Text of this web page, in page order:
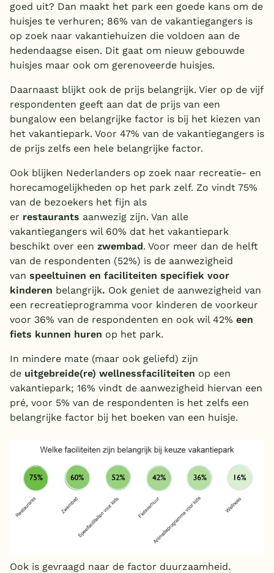
Duitsland
België
Blog
Onze e-boeken
goed uit? Dan maakt het park een goede kans om de
huisjes te verhuren; 86% van de vakantiegangers is
op zoek naar vakantiehuizen die voldoen aan de
hedendaagse eisen. Dit gaat om nieuw gebouwde
huisjes maar ook om gerenoveerde huisjes.
Daarnaast blijkt ook de prijs belangrijk. Vier op de vijf
respondenten geeft aan dat de prijs van een
bungalow een belangrijke factor is bij het kiezen van
het vakantiepark. Voor 47% van de vakantiegangers is
de prijs zelfs een hele belangrijke factor.
Ook blijken Nederlanders op zoek naar recreatie- en
horecamogelijkheden op het park zelf. Zo vindt 75%
van de bezoekers het fijn als
er restaurants aanwezig zijn. Van alle
vakantiegangers wil 60% dat het vakantiepark
beschikt over een zwembad. Voor meer dan de helft
van de respondenten (52%) is de aanwezigheid
van speeltuinen en faciliteiten specifiek voor
kinderen belangrijk. Ook geniet de aanwezigheid van
een recreatieprogramma voor kinderen de voorkeur
voor 36% van de respondenten en ook wil 42% een
fiets kunnen huren op het park.
In mindere mate (maar ook geliefd) zijn
de uitgebreide(re) wellnessfaciliteiten op een
vakantiepark; 16% vindt de aanwezigheid hiervan een
pré, voor 5% van de respondenten is het zelfs een
belangrijke factor bij het boeken van een huisje.
Ook is gevraagd naar de factor duurzaamheid.